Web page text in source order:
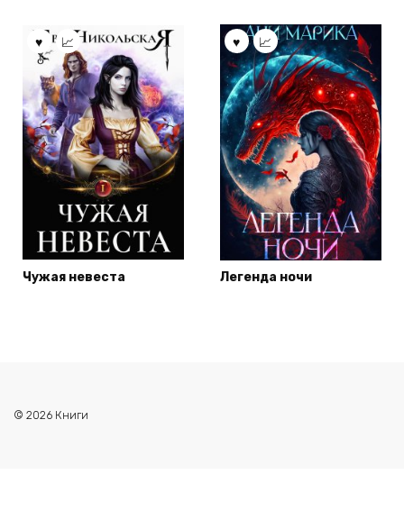
Чужая невеста Легенда ночи
© 2026 Книги